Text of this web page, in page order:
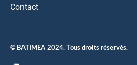
Contact
© BATIMEA 2024. Tous droits réservés.